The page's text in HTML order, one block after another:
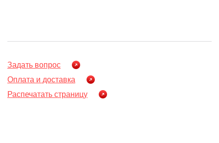
Задать вопрос
Оплата и доставка
Распечатать страницу